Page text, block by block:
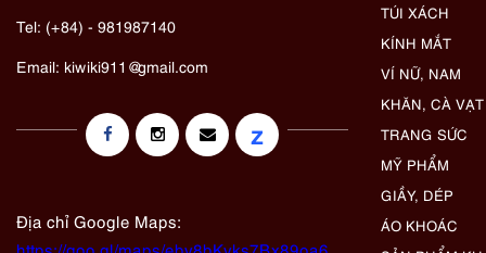
Tel: (+84) - 981987140
Email: kiwiki911@gmail.com
z
Địa chỉ Google Maps:
https://goo.gl/maps/eby8bKyks7Bx89oa6
TÚI XÁCH
KÍNH MẮT
VÍ NỮ, NAM
KHĂN, CÀ VẠT
TRANG SỨC
MỸ PHẨM
GIẦY, DÉP
ÁO KHOÁC